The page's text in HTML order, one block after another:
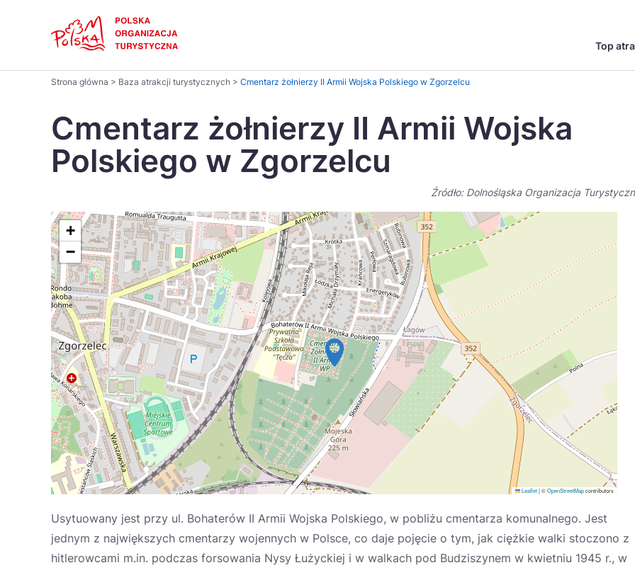
Top
Pomysł na... Co nowego?
Regiony Miasta
Parki narodowe Uzdrowiska
Gastronomia i kuchnia Kuchnia regionów
na
stronie
Україна
Strona główna > Baza atrakcji turystycznych > Cmentarz żołnierzy II Armii Wojska Polskiego w Zgorzelcu
Cmentarz żołnierzy II Armii Wojska
Polskiego w Zgorzelcu
Źródło: Dolnośląska Organizacja
+
−
Leaflet|©OpenStreetMapcontributors
Usytuowany jest przy ul. Bohaterów II Armii Wojska Polskiego, w pobliżu cmentarza komunalnego. Jest
jednym z największych cmentarzy wojennych w Polsce, co daje pojęcie o tym, jak ciężkie walki stoczono z
hitlerowcami m.in. podczas forsowania Nysy Łużyckiej i w walkach pod Budziszynem w kwietniu 1945 r., w